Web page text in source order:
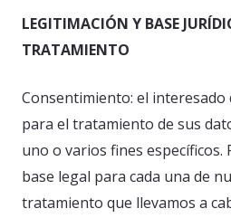
LEGITIMACIÓN Y BASE
TRATAMIENTO
Consentimiento: el
para el tratamiento de sus
uno o varios fines específicos.
base legal para cada una de
tratamiento que llevamos a